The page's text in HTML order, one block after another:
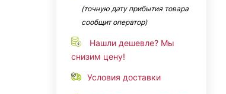
(точную дату прибытия товара
сообщит оператор)
Нашли дешевле? Мы
снизим цену!
Условия доставки